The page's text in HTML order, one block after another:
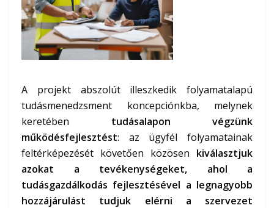
A projekt abszolút illeszkedik folyamatalapú
tudásmenedzsment koncepciónkba, melynek
keretében tudásalapon végzünk
működésfejlesztést: az ügyfél folyamatainak
feltérképezését követően közösen kiválasztjuk
azokat a tevékenységeket, ahol a
tudásgazdálkodás fejlesztésével a legnagyobb
hozzájárulást tudjuk elérni a szervezet